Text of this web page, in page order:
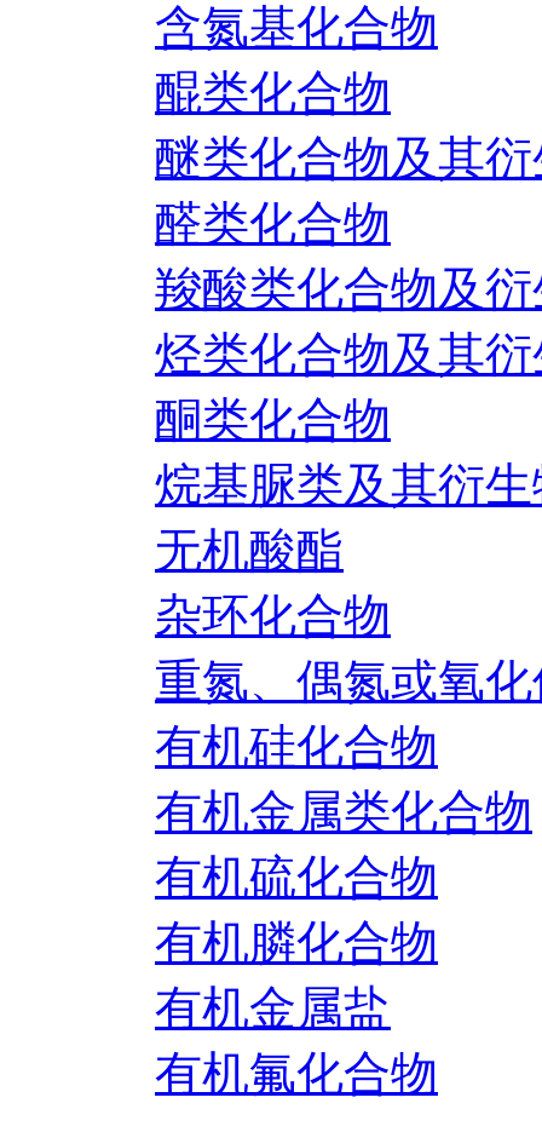
含氮基化合物
醌类化合物
醚类化合物及其
醛类化合物
羧酸类化合物及
烃类化合物及其
酮类化合物
烷基脲类及其衍
无机酸酯
杂环化合物
重氮、偶氮或氧
有机硅化合物
有机金属类化合物
有机硫化合物
有机膦化合物
有机金属盐
有机氟化合物